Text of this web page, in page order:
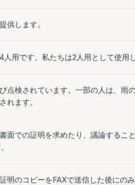
供します。
用です。私たちは2人用として使用
点検されています。一部の人は、
れます。
面での証明を求めたり、議論する
明のコピーをFAXで送信した後に